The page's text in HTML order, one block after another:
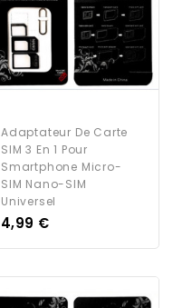
Adaptateur De Carte
SIM 3 En 1 Pour
Smartphone Micro-
SIM Nano-SIM
Universel
Prix
4,99 €